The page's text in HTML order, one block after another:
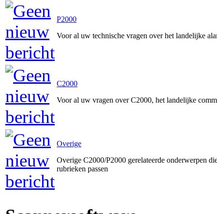
P2000
Voor al uw technische vragen over het landelijke
C2000
Voor al uw vragen over C2000, het landelijke
Overige
Overige C2000/P2000 gerelateerde onderwerpen
rubrieken passen